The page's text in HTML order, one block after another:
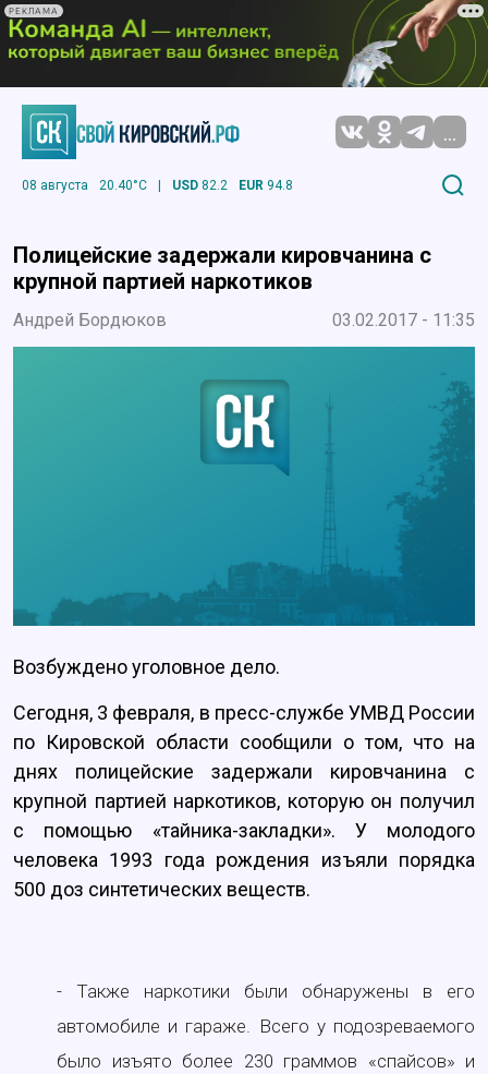
РЕКЛАМА
...
08 августа 20.40°C | USD 82.2 EUR 94.8
Полицейские задержали кировчанина с
крупной партией наркотиков
Андрей Бордюков 03.02.2017 - 11:35
Возбуждено уголовное дело.
Сегодня, 3 февраля, в пресс-службе УМВД России
по Кировской области сообщили о том, что на
днях полицейские задержали кировчанина с
крупной партией наркотиков, которую он получил
с помощью «тайника-закладки». У молодого
человека 1993 года рождения изъяли порядка
500 доз синтетических веществ.
- Также наркотики были обнаружены в его
автомобиле и гараже. Всего у подозреваемого
было изъято более 230 граммов «спайсов» и